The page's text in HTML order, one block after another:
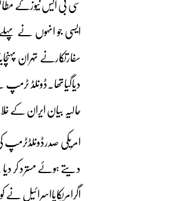
سی بی ایس نیوزکے
سفارتکارنے تہران
دیاگیاتھا۔ڈونلڈ
حالیہ بیان ایران کے
امریکی
دیتے ہوئے مسترد کر
اگرامریکایااسرائیل